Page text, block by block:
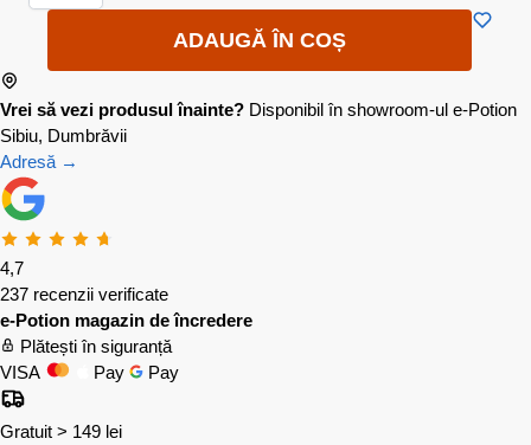
ADAUGĂ ÎN COȘ
Vrei să vezi produsul înainte? Disponibil în showroom-ul e-Potion
Sibiu, Dumbrăvii
Adresă →
4,7
237 recenzii verificate
e-Potion magazin de încredere
Plătești în siguranță
VISA
Pay Pay
Gratuit > 149 lei